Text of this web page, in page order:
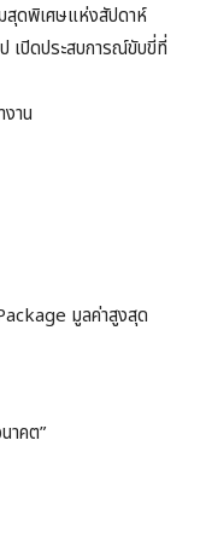
สุดพิเศษแห่งสัปดาห์
เปิดประสบการณ์ขับขี่ที่
าน
มูลค่าสูงสุด
าคต”